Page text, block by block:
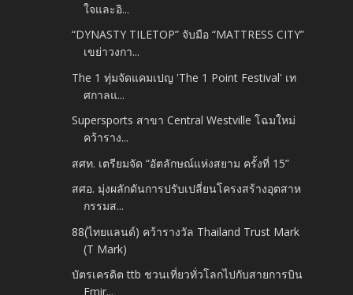
ใจและอิ...
“DYNASTY TILETOP” จับมือ “MATTRESS CITY”
เขย่าวงกา...
The 1 ทุ่มจัดแคมเปญ 'The 1 Point Festival' เท
ศกาลแ...
Supersports สาขา Central Westville โฉมใหม่
คว้าราง...
สศท. เตรียมจัด “อัตลักษณ์แห่งสยาม ครั้งที่ 15”
สศอ. มุ่งผลักดันการปรับเปลี่ยนโครงสร้างอุตสาห
กรรมส...
88(ไทยแลนด์) คว้ารางวัล Thailand Trust Mark
(T Mark)
บัตรเครดิต ttb ชวนเที่ยวทั่วโลกไปกับสายการบิน
Emir...